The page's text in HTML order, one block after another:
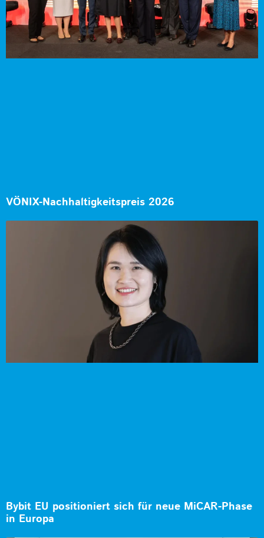
VÖNIX-Nachhaltigkeitspreis 2026
Bybit EU positioniert sich für neue MiCAR-Phase
in Europa